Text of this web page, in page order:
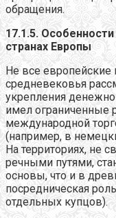
обращения.
17.1.5.
странах Европы
Не все европейские
средневековья
укрепления
имел ограниченные
международной
(например, в
На территориях, не
речными путями,
основы, что и в
посредническая
отдельных купцов).